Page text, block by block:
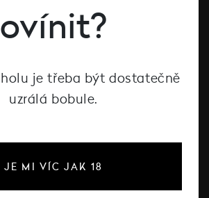
Vína Decanté Wines
Katalog vinařů
O Decanté
Vinotéka Liberec
vína Liberec
ovínit?
je třeba být dostatečně
uzrálá bobule.
JE MI VÍC JAK 18